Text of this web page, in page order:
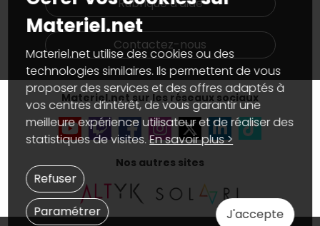
Notre programme d'affiliation
Partenariat & Sponsoring
Conditions générales de vente
Marketplace
Informations légales
Données personnelles etcookies
Gérer vos cookies
Accessibilité : non conforme
Contactez-nous
Materiel.net sur les réseaux sociaux
Nos autres sites
Materiel.net
Materiel.net utilise des cookies ou des
technologies similaires. Ils permettent de vous
proposer des services et des offres adaptés à
vos centres d’intérêt, de vous garantir une
meilleure expérience utilisateur et de réaliser des
statistiques de visites.En savoir plus >
J'accepte
Paramétrer
Refuser